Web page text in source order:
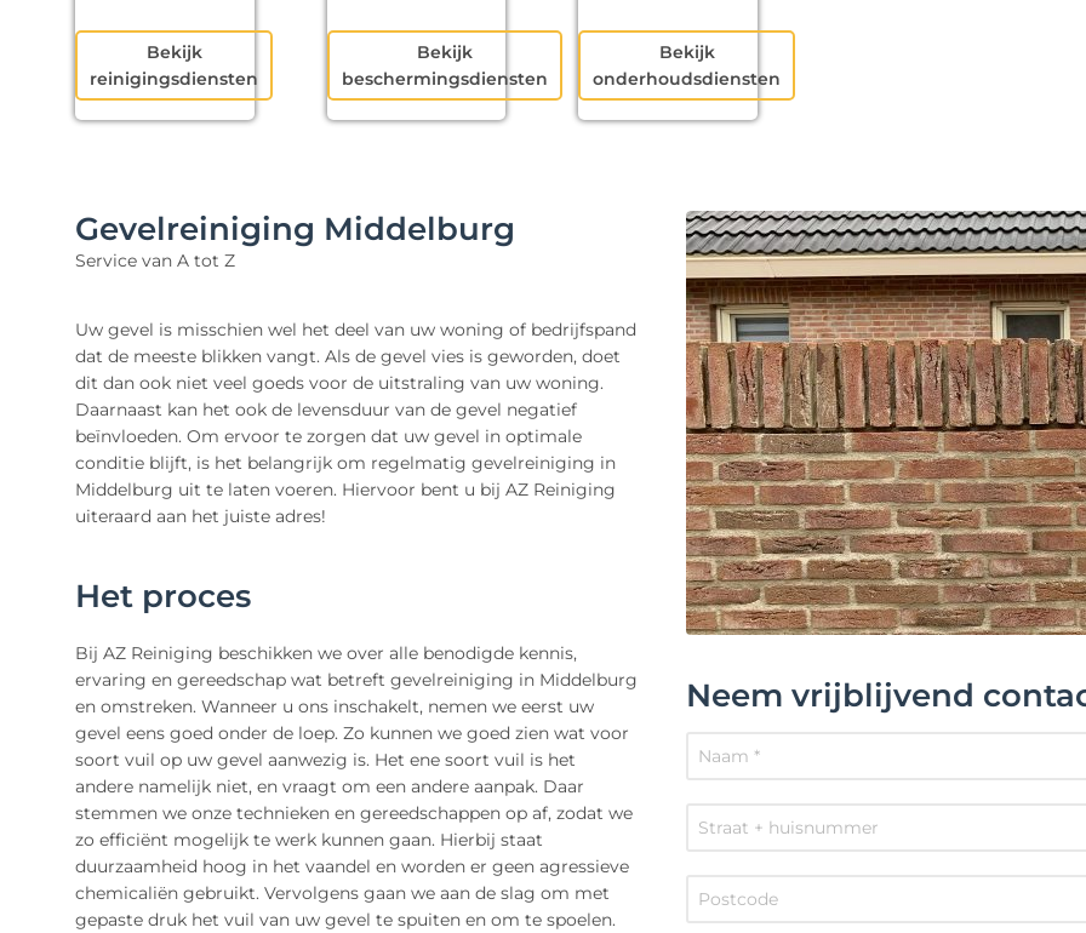
Bekijk
reinigingsdiensten
Bekijk
beschermingsdiensten
kapotte voegen
en klein
schilderwerk.
Bekijk
onderhoudsdiensten
Gevelreiniging Middelburg
Service van A tot Z
Uw gevel is misschien wel het deel van uw woning of bedrijfspand
dat de meeste blikken vangt. Als de gevel vies is geworden, doet
dit dan ook niet veel goeds voor de uitstraling van uw woning.
Daarnaast kan het ook de levensduur van de gevel negatief
beïnvloeden. Om ervoor te zorgen dat uw gevel in optimale
conditie blijft, is het belangrijk om regelmatig gevelreiniging in
Middelburg uit te laten voeren. Hiervoor bent u bij AZ Reiniging
uiteraard aan het juiste adres!
Het proces
Bij AZ Reiniging beschikken we over alle benodigde kennis,
ervaring en gereedschap wat betreft gevelreiniging in Middelburg
en omstreken. Wanneer u ons inschakelt, nemen we eerst uw
gevel eens goed onder de loep. Zo kunnen we goed zien wat voor
soort vuil op uw gevel aanwezig is. Het ene soort vuil is het
andere namelijk niet, en vraagt om een andere aanpak. Daar
stemmen we onze technieken en gereedschappen op af, zodat we
zo efficiënt mogelijk te werk kunnen gaan. Hierbij staat
duurzaamheid hoog in het vaandel en worden er geen agressieve
chemicaliën gebruikt. Vervolgens gaan we aan de slag om met
gepaste druk het vuil van uw gevel te spuiten en om te spoelen.
Neem vrijblijvend